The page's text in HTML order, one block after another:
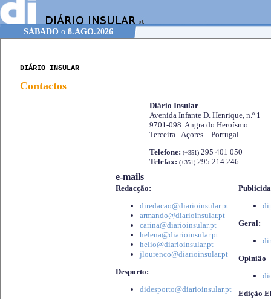
SÁBADOo 8.AGO.2026
DIÁRIO INSULAR
Contactos
Diário Insular
Avenida Infante D. Henrique, n.º 1
9701-098 Angra do Heroísmo
Terceira - Açores – Portugal.
Telefone: (+351) 295 401 050
Telefax: (+351) 295 214 246
e-mails
Redacção:
diredacao@diarioinsular.pt
armando@diarioinsular.pt
carina@diarioinsular.pt
helena@diarioinsular.pt
helio@diarioinsular.pt
jlourenco@diarioinsular.pt
Desporto:
didesporto@diarioinsular.pt
Geral:
Opinião
Edição